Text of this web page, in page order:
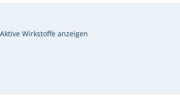
Wirkstoffe anzeigen